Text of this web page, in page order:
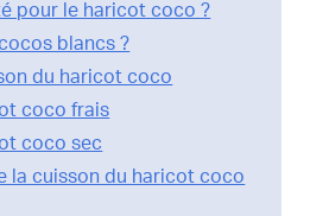
pour le haricot coco ?
blancs ?
du haricot coco
coco frais
coco sec
la cuisson du haricot coco